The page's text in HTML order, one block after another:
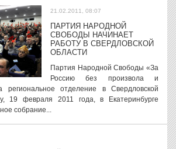
21.02.2011, 08:07
ПАРТИЯ НАРОДНОЙ
СВОБОДЫ НАЧИНАЕТ
РАБОТУ В СВЕРДЛОВСКОЙ
ОБЛАСТИ
Партия Народной Свободы «За
Россию без произвола и
региональное отделение в Свердловской
19 февраля 2011 года, в Екатеринбурге
собрание...